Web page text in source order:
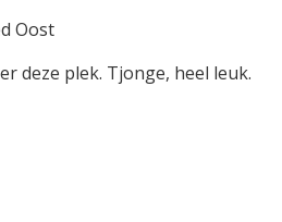
Oost
deze plek. Tjonge, heel leuk.